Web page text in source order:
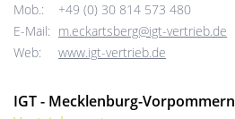
Mob.:
+49 (0) 30 814 573 480
E-Mail: m.eckartsberg@igt-vertrieb.de
Web:
www.igt-vertrieb.de
IGT - Mecklenburg-Vorpommern